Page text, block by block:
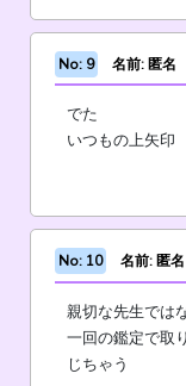
No: 9 名前: 匿名
でた
いつもの上矢印
No: 10 名前: 匿名
親切な先生では
一回の鑑定で取
じちゃう